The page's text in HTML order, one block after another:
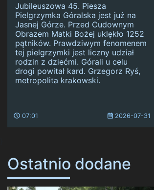
Jubileuszowa 45. Piesza
Pielgrzymka Góralska jest już na
Jasnej Górze. Przed Cudownym
Obrazem Matki Bożej uklękło 1252
pątników. Prawdziwym fenomenem
tej pielgrzymki jest liczny udział
rodzin z dziećmi. Górali u celu
drogi powitał kard. Grzegorz Ryś,
metropolita krakowski.
07:01 2026-07-31
Ostatnio dodane